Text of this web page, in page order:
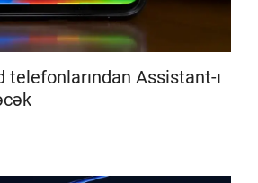
telefonlarından Assistant-ı